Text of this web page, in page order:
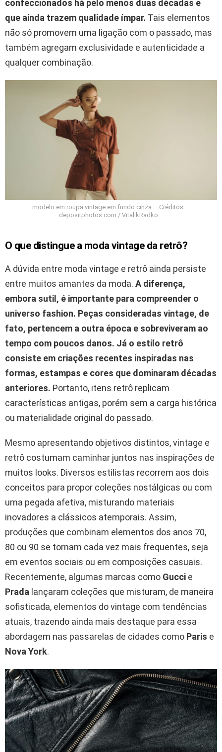
confeccionados há pelo menos duas décadas e
que ainda trazem qualidade ímpar. Tais elementos
não só promovem uma ligação com o passado, mas
também agregam exclusividade e autenticidade a
qualquer combinação.
modelo em roupa vintage em fundo cinza – Créditos:
depositphotos.com / VitalikRadko
O que distingue a moda vintage da retrô?
A dúvida entre moda vintage e retrô ainda persiste
entre muitos amantes da moda. A diferença,
embora sutil, é importante para compreender o
universo fashion. Peças consideradas vintage, de
fato, pertencem a outra época e sobreviveram ao
tempo com poucos danos. Já o estilo retrô
consiste em criações recentes inspiradas nas
formas, estampas e cores que dominaram décadas
anteriores. Portanto, itens retrô replicam
características antigas, porém sem a carga histórica
ou materialidade original do passado.
Mesmo apresentando objetivos distintos, vintage e
retrô costumam caminhar juntos nas inspirações de
muitos looks. Diversos estilistas recorrem aos dois
conceitos para propor coleções nostálgicas ou com
uma pegada afetiva, misturando materiais
inovadores a clássicos atemporais. Assim,
produções que combinam elementos dos anos 70,
80 ou 90 se tornam cada vez mais frequentes, seja
em eventos sociais ou em composições casuais.
Recentemente, algumas marcas como Gucci e
Prada lançaram coleções que misturam, de maneira
sofisticada, elementos do vintage com tendências
atuais, trazendo ainda mais destaque para essa
abordagem nas passarelas de cidades como Paris e
Nova York.